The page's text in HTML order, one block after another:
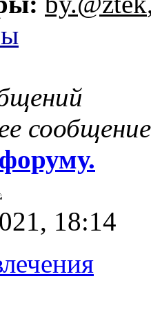
сообщение
18:14